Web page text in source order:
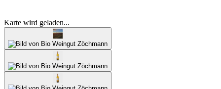
Karte wird geladen...